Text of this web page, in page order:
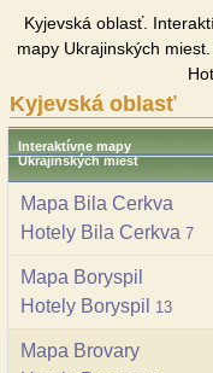
Kyjevská oblasť.
mapy Ukrajinských
Kyjevská oblasť
Interaktívne mapy
Ukrajinských miest
Mapa Bila Cerkva
Hotely Bila Cerkva 7
Mapa Boryspil
Hotely Boryspil
13
Mapa Brovary